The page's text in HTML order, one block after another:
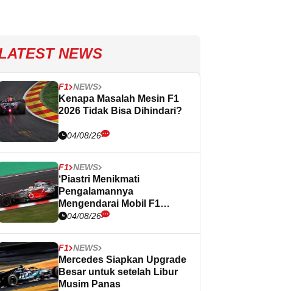
NEWS
F1 NEWS
Kenapa Masalah Mesin F1
2026 Tidak Bisa Dihindari?
04/08/26
F1 NEWS
‘Piastri Menikmati
Pengalamannya
Mengendarai Mobil F1
Lawas
04/08/26
F1 NEWS
Mercedes Siapkan Upgrade
Besar untuk setelah Libur
Musim Panas